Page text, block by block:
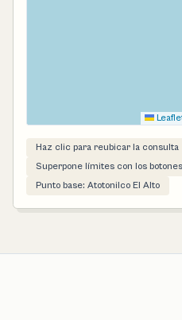
Haz clic para reubicar la consulta
Superpone límites con los
Punto base: Atotonilco El Alto